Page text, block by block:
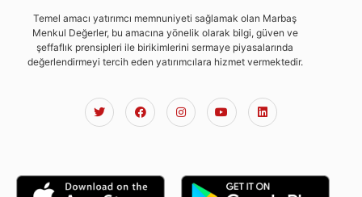
Temel amacı yatırımcı memnuniyeti sağlamak olan Marbaş
Menkul Değerler, bu amacına yönelik olarak bilgi, güven ve
şeffaflık prensipleri ile birikimlerini sermaye piyasalarında
değerlendirmeyi tercih eden yatırımcılara hizmet vermektedir.